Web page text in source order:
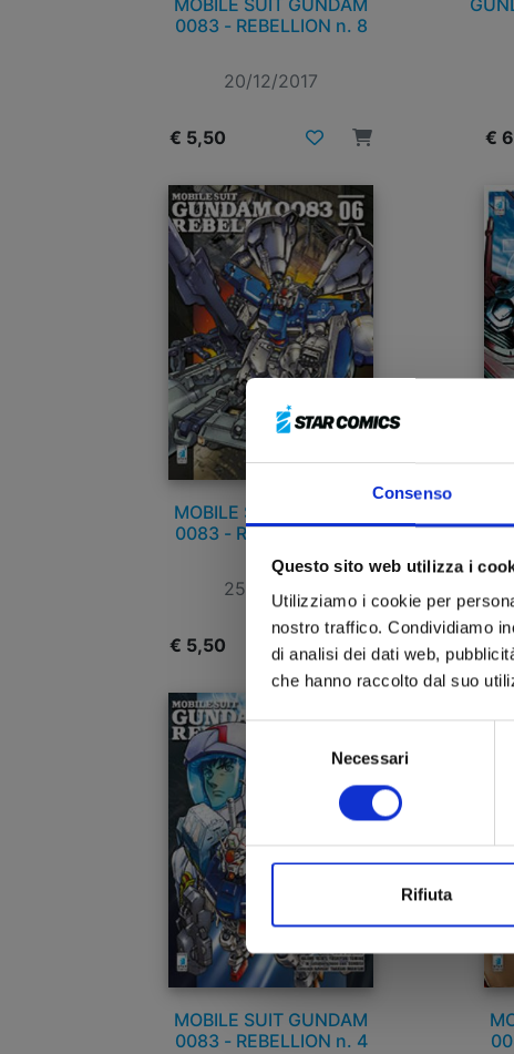
Consenso
Questo sito web utilizza i
Utilizziamo i cookie per
nostro traffico. Condividiamo
di analisi dei dati web,
che hanno raccolto dal suo
del
consenso
Necessari
Rifiuta
MOBILE SUIT GUNDAM
0083 - REBELLION n. 8
20/12/2017
€ 5,50 €
MOBILE SUIT GUNDAM
0083 - REBELLION n. 6
25/01/2017
€ 5,50 €
MOBILE SUIT GUNDAM
0083 - REBELLION n. 4